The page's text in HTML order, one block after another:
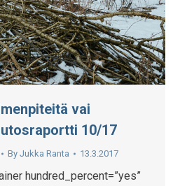
vai
10/17
By Jukka Ranta 13.3.2017
hundred_percent=”yes”